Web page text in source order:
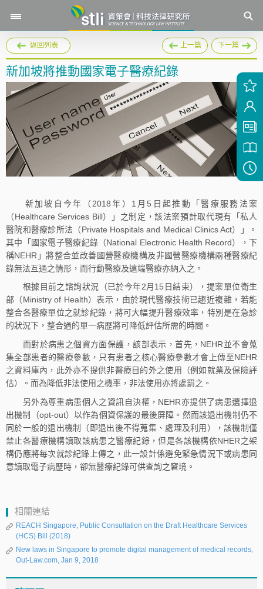
返回列表 上一篇 下一篇
新加坡將推動國家電子醫療紀錄
新加坡自今年（2018年）1月5日起推動「醫療服務法案
（Healthcare Services Bill）」之制定，該法案預計取代現有「私人
醫院和醫療診所法（Private Hospitals and Medical Clinics Act）」。
其中「國家電子醫療紀錄（National Electronic Health Record），下
稱NEHR」將整合並改善國營醫療機構及非國營醫療機構兩種醫療紀
錄無法互通之情形，而行動醫療及遠端醫療亦納入之。
根據目前之諮詢狀況（已於今年2月15日結束），提案單位衛生
部（Ministry of Health）表示，由於現代醫療技術已趨近複雜，若能
整合各醫療單位之就診紀錄，將可大幅提升醫療效率，特別是在急診
的狀況下，整合過的單一病歷將可降低評估所需的時間。
而對於病患之個資方面保護，該部表示，首先，NEHR並不會蒐
集全部患者的醫療參數，只有患者之核心醫療參數才會上傳至NEHR
之資料庫內，此外亦不提供非醫療目的外之使用（例如就業及保險評
估）。而為降低非法使用之機率，非法使用亦將處罰之。
另外為尊重病患個人之資訊自決權，NEHR亦提供了病患選擇退
出機制（opt-out）以作為個資保護的最後屏障。然而該退出機制仍不
同於一般的退出機制（即退出後不得蒐集、處理及利用），該機制僅
禁止各醫療機構讀取該病患之醫療紀錄，但是各該機構依NHER之架
構仍應將每次就診紀錄上傳之，此一設計係避免緊急情況下或病患同
意讀取電子病歷時，卻無醫療紀錄可供查詢之窘境。
相關連結
REACH Singapore, Public Consultation on the Draft Healthcare Services
(HCS) Bill (2018)
New laws in Singapore to promote digital management of medical records,
Out-Law.com, Jan 9, 2018